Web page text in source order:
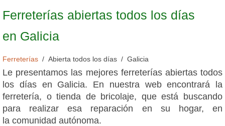
Ferreterías abiertas todos los días
en Galicia
Ferreterías Abierta todos los días Galicia
Le presentamos las mejores ferreterías abiertas todos
los días en Galicia. En nuestra web encontrará la
ferretería, o tienda de bricolaje, que está buscando
para realizar esa reparación en su hogar, en
la comunidad autónoma.